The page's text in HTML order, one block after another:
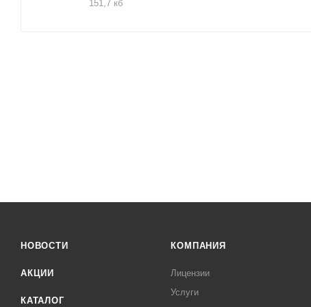
151,7 кб
НОВОСТИ
АКЦИИ
КАТАЛОГ
КОМПАНИЯ
Лицензии
Услуги